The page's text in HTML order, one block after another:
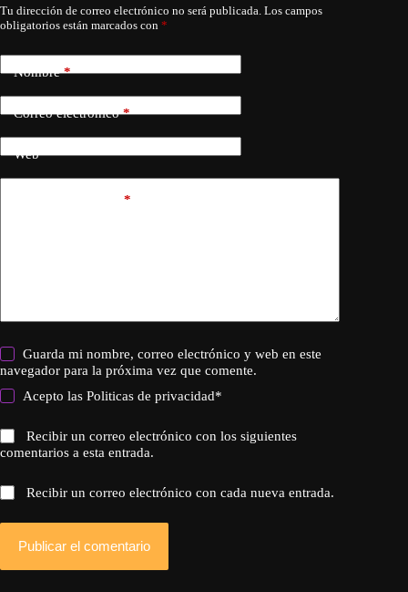
Tu dirección de correo electrónico no será publicada. Los campos
obligatorios están marcados con *
Nombre*
Correo electrónico*
Web
*
Guarda mi nombre, correo electrónico y web en este
navegador para la próxima vez que comente.
Acepto lasPoliticas de privacidad*
Recibir un correo electrónico con los siguientes
comentarios a esta entrada.
Recibir un correo electrónico con cada nueva entrada.
Publicar el comentario